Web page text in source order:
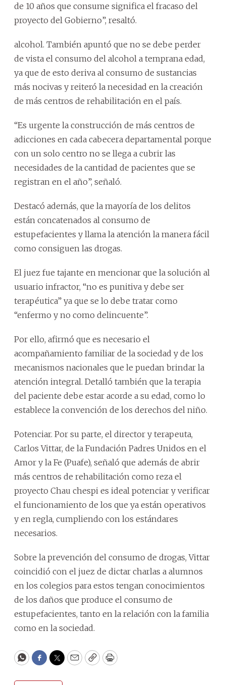
de 10 años que consume significa el fracaso del
proyecto del Gobierno”, resaltó.
alcohol. También apuntó que no se debe perder
de vista el consumo del alcohol a temprana edad,
ya que de esto deriva al consumo de sustancias
más nocivas y reiteró la necesidad en la creación
de más centros de rehabilitación en el país.
“Es urgente la construcción de más centros de
adicciones en cada cabecera departamental porque
con un solo centro no se llega a cubrir las
necesidades de la cantidad de pacientes que se
registran en el año”, señaló.
Destacó además, que la mayoría de los delitos
están concatenados al consumo de
estupefacientes y llama la atención la manera fácil
como consiguen las drogas.
El juez fue tajante en mencionar que la solución al
usuario infractor, “no es punitiva y debe ser
terapéutica” ya que se lo debe tratar como
“enfermo y no como delincuente”.
Por ello, afirmó que es necesario el
acompañamiento familiar de la sociedad y de los
mecanismos nacionales que le puedan brindar la
atención integral. Detalló también que la terapia
del paciente debe estar acorde a su edad, como lo
establece la convención de los derechos del niño.
Potenciar. Por su parte, el director y terapeuta,
Carlos Vittar, de la Fundación Padres Unidos en el
Amor y la Fe (Puafe), señaló que además de abrir
más centros de rehabilitación como reza el
proyecto Chau chespi es ideal potenciar y verificar
el funcionamiento de los que ya están operativos
y en regla, cumpliendo con los estándares
necesarios.
Sobre la prevención del consumo de drogas, Vittar
coincidió con el juez de dictar charlas a alumnos
en los colegios para estos tengan conocimientos
de los daños que produce el consumo de
estupefacientes, tanto en la relación con la familia
como en la sociedad.
WhatsApp
Facebook
Twitter
EmailCopyPrint